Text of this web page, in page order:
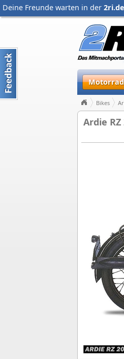
Deine Freunde warten in der
Bikes
Ardie RZ